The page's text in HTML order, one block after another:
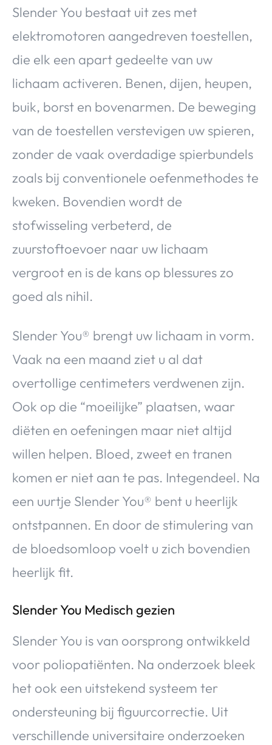
Slender You bestaat uit zes met
elektromotoren aangedreven toestellen,
die elk een apart gedeelte van uw
lichaam activeren. Benen, dijen, heupen,
buik, borst en bovenarmen. De beweging
van de toestellen verstevigen uw spieren,
zonder de vaak overdadige spierbundels
zoals bij conventionele oefenmethodes te
kweken. Bovendien wordt de
stofwisseling verbeterd, de
zuurstoftoevoer naar uw lichaam
vergroot en is de kans op blessures zo
goed als nihil.
Slender You® brengt uw lichaam in vorm.
Vaak na een maand ziet u al dat
overtollige centimeters verdwenen zijn.
Ook op die “moeilijke” plaatsen, waar
diëten en oefeningen maar niet altijd
willen helpen. Bloed, zweet en tranen
komen er niet aan te pas. Integendeel. Na
een uurtje Slender You® bent u heerlijk
ontstpannen. En door de stimulering van
de bloedsomloop voelt u zich bovendien
heerlijk fit.
Slender You Medisch gezien
Slender You is van oorsprong ontwikkeld
voor poliopatiënten. Na onderzoek bleek
het ook een uitstekend systeem ter
ondersteuning bij figuurcorrectie. Uit
verschillende universitaire onderzoeken